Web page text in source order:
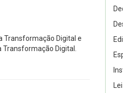
Transformação Digital e
Digital.
Lei